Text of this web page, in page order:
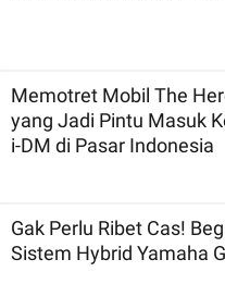
Memotret Mobil The
yang Jadi Pintu Masuk
i-DM di Pasar Indonesia
Gak Perlu Ribet Cas!
Sistem Hybrid Yamaha